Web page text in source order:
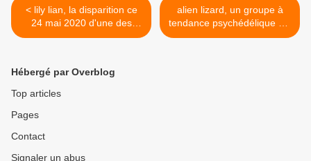
< lily lian, la disparition ce
24 mai 2020 d'une des
dernières chanteuses de
chanteur et animateur
pascal Sevran
alien lizard, un groupe à
tendance psychédélique qui
nous offre son album-
Hébergé par Overblog
Top articles
Pages
Contact
Signaler un abus